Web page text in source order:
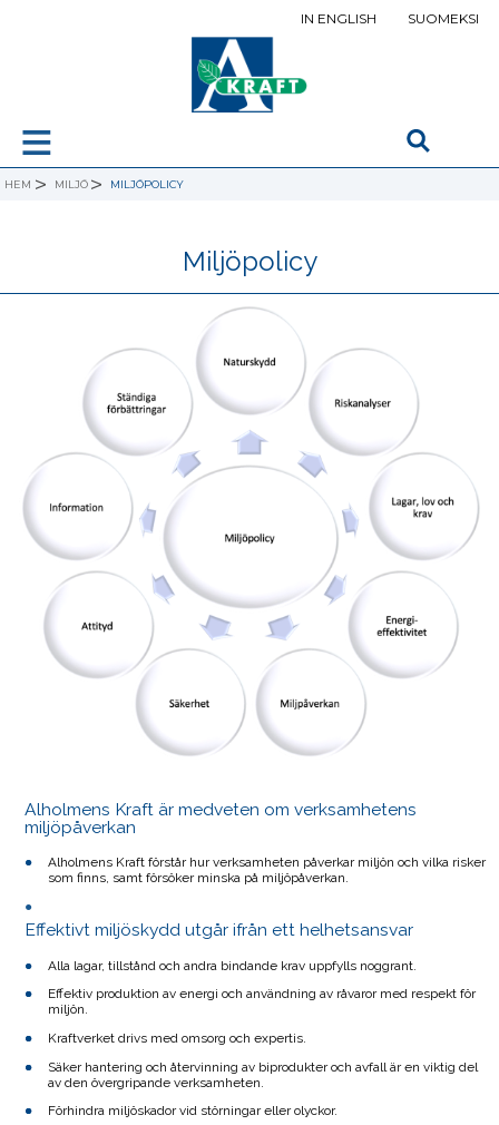
IN ENGLISH SUOMEKSI
≡
HEM > MILJÖ > MILJÖPOLICY
Miljöpolicy
Alholmens Kraft är medveten om verksamhetens
miljöpåverkan
Alholmens Kraft förstår hur verksamheten påverkar miljön och vilka risker
som finns, samt försöker minska på miljöpåverkan.
Effektivt miljöskydd utgår ifrån ett helhetsansvar
Alla lagar, tillstånd och andra bindande krav uppfylls noggrant.
Effektiv produktion av energi och användning av råvaror med respekt för
miljön.
Kraftverket drivs med omsorg och expertis.
Säker hantering och återvinning av biprodukter och avfall är en viktig del
av den övergripande verksamheten.
Förhindra miljöskador vid störningar eller olyckor.